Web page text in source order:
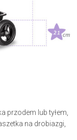
przodem lub tyłem,
na drobiazgi,